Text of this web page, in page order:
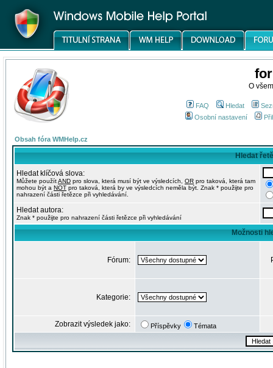
O
FAQ Hledat
Osobní nastavení
Obsah fóra WMHelp.cz
Hledat
Hledat klíčová slova:
Můžete použítAND pro slova, která musí být ve výsledcích, OR pro taková, která tam
mohou být a NOT pro taková, která by ve výsledcích neměla být. Znak * použijte pro
nahrazení části řetězce při vyhledávání.
Hledat autora:
Znak * použijte pro nahrazení části řetězce při vyhledávání
Možnosti
Fórum:
Kategorie:
Zobrazit výsledek jako: Příspěvky Témata